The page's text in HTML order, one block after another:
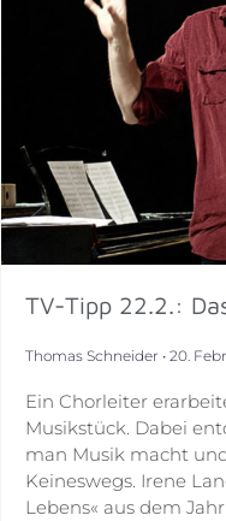
TV-Tipp 22.2.:
Thomas Schneider 20.
Ein Chorleiter
Musikstück. Dabei
man Musik macht
Keineswegs. Irene
Lebens« aus dem